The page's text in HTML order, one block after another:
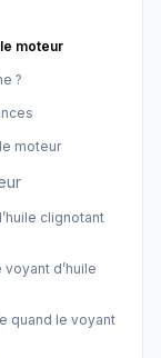
moteur
?
moteur
clignotant
d’huile
quand le voyant